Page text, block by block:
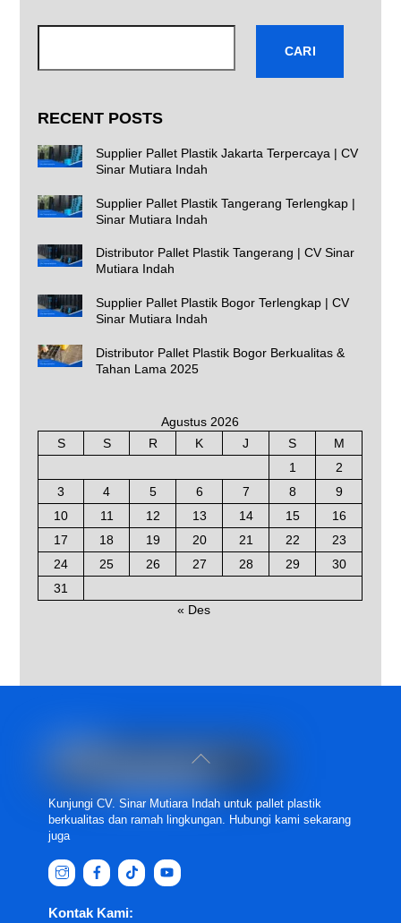
CARI
RECENT POSTS
Supplier Pallet Plastik Jakarta Terpercaya | CV
Sinar Mutiara Indah
Supplier Pallet Plastik Tangerang Terlengkap |
Sinar Mutiara Indah
Distributor Pallet Plastik Tangerang | CV Sinar
Mutiara Indah
Supplier Pallet Plastik Bogor Terlengkap | CV
Sinar Mutiara Indah
Distributor Pallet Plastik Bogor Berkualitas &
Tahan Lama 2025
Agustus 2026
S
S R K J S
M
1
2
3
4 5 6 7 8
9
10
11 12 13 14 15
16
17
18 19 20 21 22
23
24
25 26 27 28 29
30
31
« Des
Back
Kunjungi CV. Sinar Mutiara Indah untuk pallet plastik
berkualitas dan ramah lingkungan. Hubungi kami sekarang
juga
Kontak Kami: